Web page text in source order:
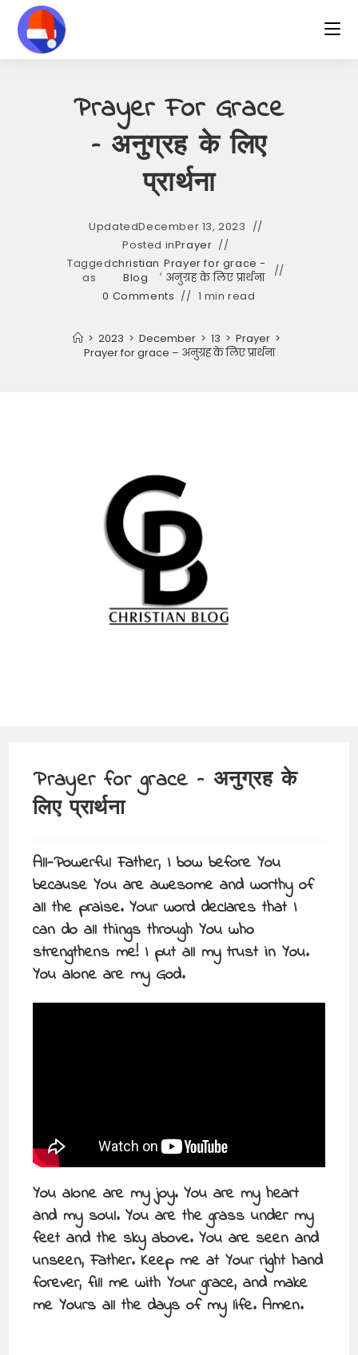
content
Prayer For Grace
– अनुग्रह के लिए
प्रार्थना
UpdatedDecember 13, 2023
Posted inPrayer
Tagged
as
christian
Blog
,Prayer for grace -
अनुग्रह के लिए प्रार्थना
0 Comments
1 min read
> 2023 > December > 13 > Prayer >
Prayer for grace – अनुग्रह के लिए प्रार्थना
Prayer for grace – अनुग्रह के
लिए प्रार्थना
All-Powerful Father, I bow before You
because You are awesome and worthy of
all the praise. Your word declares that I
can do all things through You who
strengthens me! I put all my trust in You.
You alone are my God.
You alone are my joy. You are my heart
and my soul. You are the grass under my
feet and the sky above. You are seen and
unseen, Father. Keep me at Your right hand
forever, fill me with Your grace, and make
me Yours all the days of my life. Amen.